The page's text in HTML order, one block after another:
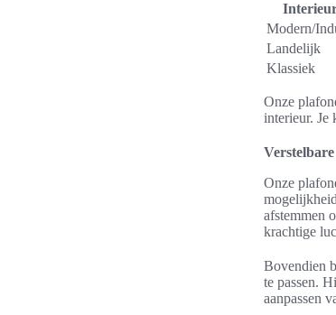
Modern/
Landelijk
Klassiek
Onze
interieur. Je
Onze
afstemmen
krachtige
Bovendien
te passen.
aanpassen